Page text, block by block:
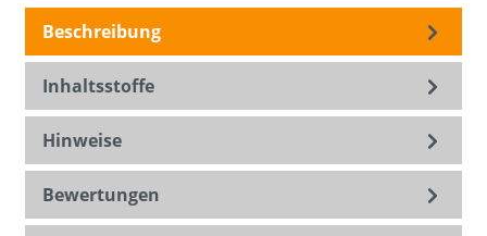
Beschreibung
Inhaltsstoffe
Hinweise
Bewertungen